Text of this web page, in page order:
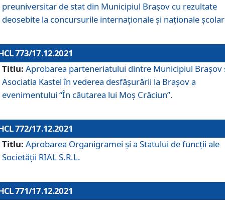
preuniversitar de stat din Municipiul Brașov cu rezultate
deosebite la concursurile internaționale și naționale
773/17.12.2021
Titlu: Aprobarea parteneriatului dintre Municipiul Brașov
Asociatia Kastel în vederea desfăşurării la Brașov a
evenimentului “În căutarea lui Moș Crăciun”.
772/17.12.2021
Titlu: Aprobarea Organigramei şi a Statului de funcţii ale
Societăţii RIAL S.R.L.
771/17.12.2021